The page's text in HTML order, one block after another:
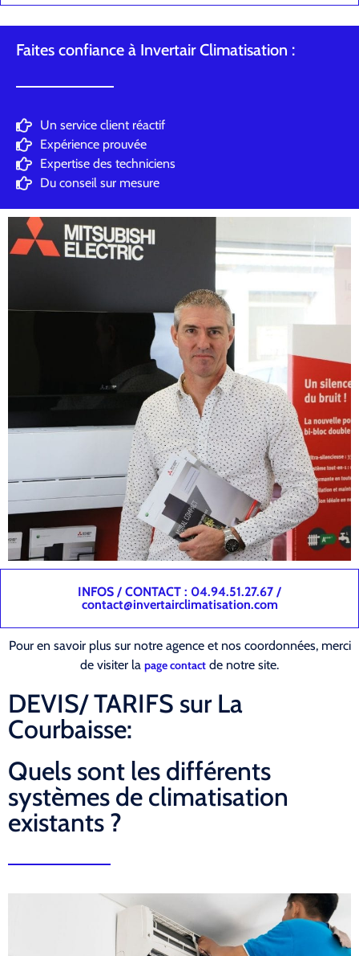
Faites confiance à Invertair Climatisation :
Un service client réactif
Expérience prouvée
Expertise des techniciens
Du conseil sur mesure
INFOS / CONTACT : 04.94.51.27.67 /
contact@invertairclimatisation.com
Pour en savoir plus sur notre agence et nos coordonnées, merci
de visiter la page contact de notre site.
DEVIS/ TARIFS sur La
Courbaisse:
Quels sont les différents
systèmes de climatisation
existants ?